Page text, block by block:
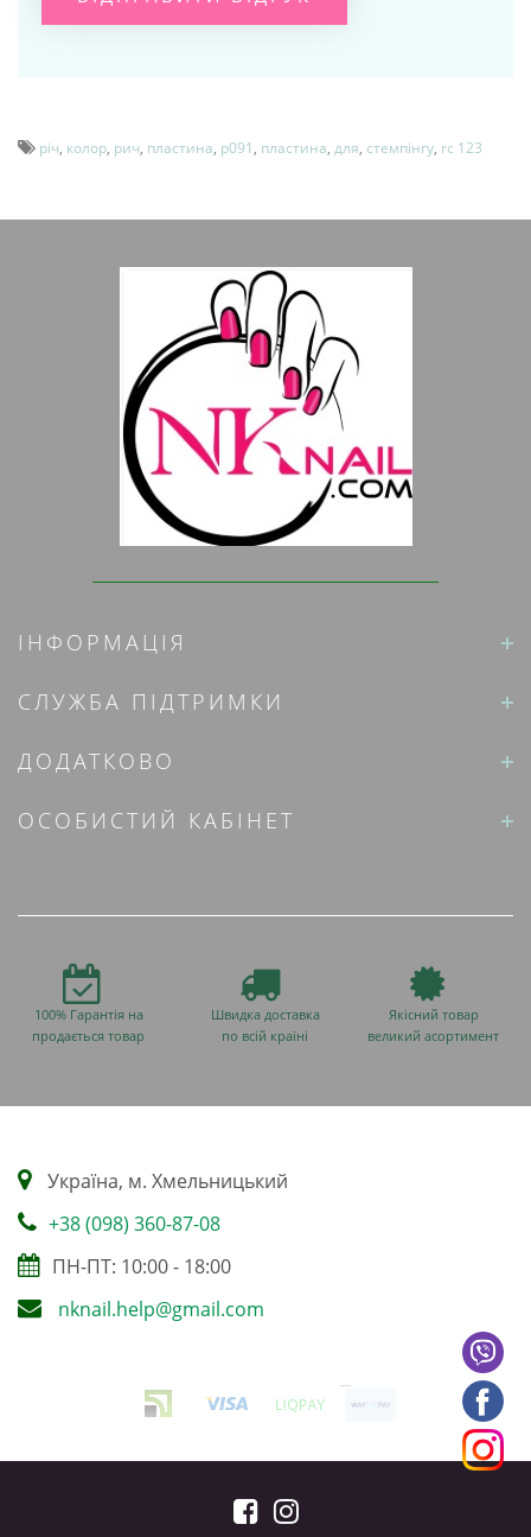
річ, колор, рич, пластина, p091 , пластина, для, стемпінгу, rc 123
ІНФОРМАЦІЯ
СЛУЖБА ПІДТРИМКИ
ДОДАТКОВО
ОСОБИСТИЙ КАБІНЕТ
100% Гарантія на
продається товар
Швидка доставка
по всій країні
Якісний товар
великий асортимент
Українa, м. Хмельницький
+38 (098) 360-87-08
ПН-ПТ: 10:00 - 18:00
nknail.help@gmail.com